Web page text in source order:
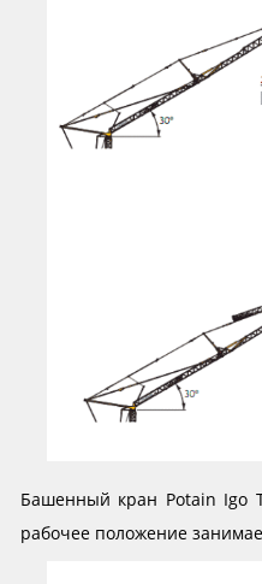
Башенный кран Potain Igo
рабочее положение